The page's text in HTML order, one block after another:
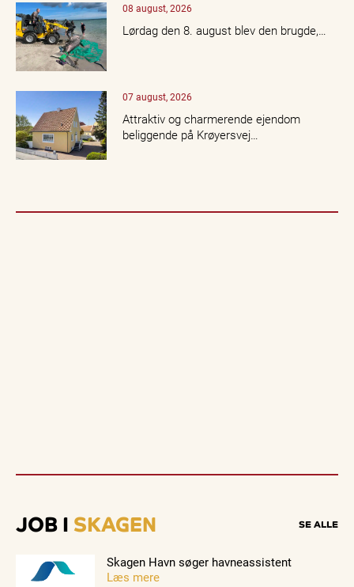
08 august, 2026
Lørdag den 8. august blev den brugde,…
07 august, 2026
Attraktiv og charmerende ejendom
beliggende på Krøyersvej…
JOB I SKAGEN SE ALLE
Skagen Havn søger havneassistent
Læs mere